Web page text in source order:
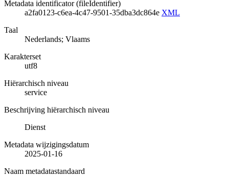
Metadata identificator (fileIdentifier)
a2fa0123-c6ea-4c47-9501-35dba3dc864e XML
Taal
Nederlands; Vlaams
Karakterset
utf8
Hiërarchisch niveau
service
Beschrijving hiërarchisch niveau
Dienst
Metadata wijzigingsdatum
2025-01-16
Naam metadatastandaard